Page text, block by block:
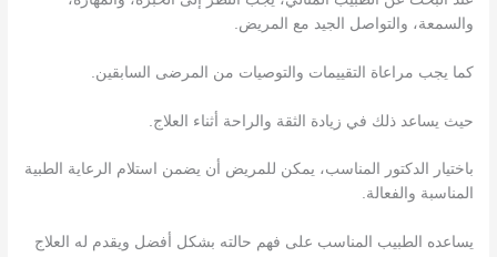
والسمعة، والتواصل الجيد مع المريض.
كما يجب مراعاة التقييمات والتوصيات من المرضى السابقين.
حيث يساعد ذلك في زيادة الثقة والراحة أثناء العلاج.
باختيار الدكتور المناسب، يمكن للمريض أن يضمن استلام الرعاية الطبية
المناسبة والفعالة.
يساعده الطبيب المناسب على فهم حالته بشكل أفضل ويقدم له العلاج